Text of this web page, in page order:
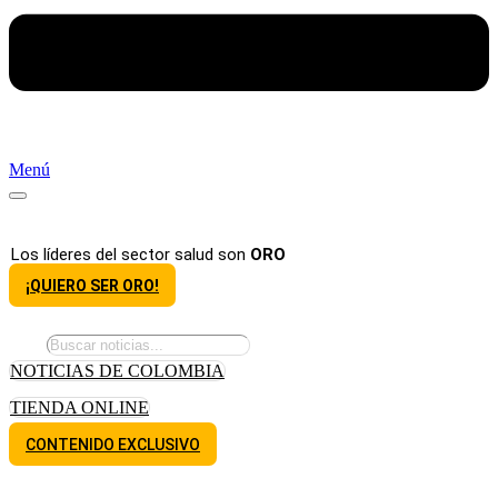
Menú
Los líderes del sector salud son ORO
¡QUIERO SER ORO!
NOTICIAS DE COLOMBIA
TIENDA ONLINE
CONTENIDO EXCLUSIVO